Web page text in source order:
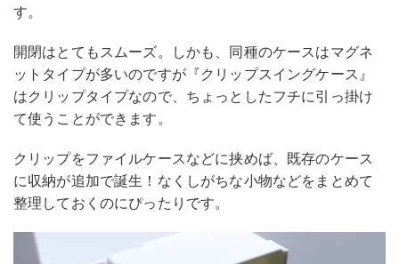
す。
開閉はとてもスムーズ。しかも、同種のケースはマグネ
ットタイプが多いのですが『クリップスイングケース』
はクリップタイプなので、ちょっとしたフチに引っ掛け
て使うことができます。
クリップをファイルケースなどに挟めば、既存のケース
に収納が追加で誕生！なくしがちな小物などをまとめて
整理しておくのにぴったりです。